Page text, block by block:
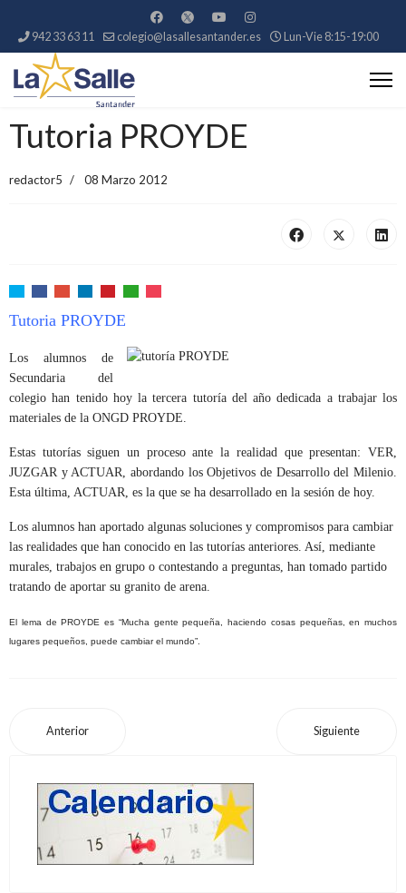
942 33 63 11 colegio@lasallesantander.es Lun-Vie 8:15-19:00
Tutoria PROYDE
redactor5 08 Marzo 2012
Tutoria PROYDE
Los alumnos de
Secundaria del
colegio han tenido hoy la tercera tutoría del año dedicada a trabajar los
materiales de la ONGD PROYDE.
Estas tutorías siguen un proceso ante la realidad que presentan: VER,
JUZGAR y ACTUAR, abordando los Objetivos de Desarrollo del Milenio.
Esta última, ACTUAR, es la que se ha desarrollado en la sesión de hoy.
Los alumnos han aportado algunas soluciones y compromisos para cambiar
las realidades que han conocido en las tutorías anteriores. Así, mediante
murales, trabajos en grupo o contestando a preguntas, han tomado partido
tratando de aportar su granito de arena.
El lema de PROYDE es “Mucha gente pequeña, haciendo cosas pequeñas, en muchos
lugares pequeños, puede cambiar el mundo”.
Anterior Siguiente